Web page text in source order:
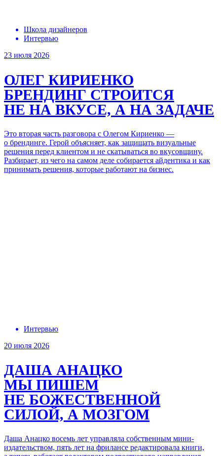
Школа дизайнеров
Интервью
23 июля 2026
ОЛЕГ КИРИЕНКО
БРЕНДИНГ СТРОИТСЯ
НЕ НА ВКУСЕ, А НА ЗАДАЧЕ
Это вторая часть разговора с Олегом Кириенко —
о брендинге. Герой объясняет, как защищать визуальные
решения перед клиентом и не скатываться во вкусовщину.
Разбирает, из чего на самом деле собирается айдентика и как
принимать решения, которые работают на бизнес.
Интервью
20 июля 2026
ДАША АНАЦКО
МЫ ПИШЕМ
НЕ БОЖЕСТВЕННОЙ
СИЛОЙ, А МОЗГОМ
Даша Анацко восемь лет управляла собственным мини-
издательством, пять лет на фрилансе редактировала книги,